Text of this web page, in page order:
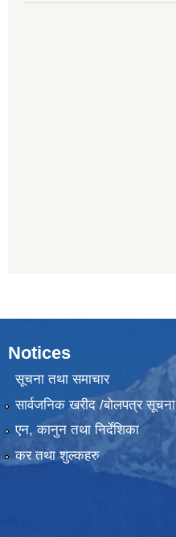
Notices
सूचना तथा समाचार
सार्वजनिक खरीद /बोलपत्र सूचना
एन, कानुन तथा निर्देशिका
कर तथा शुल्कहरु